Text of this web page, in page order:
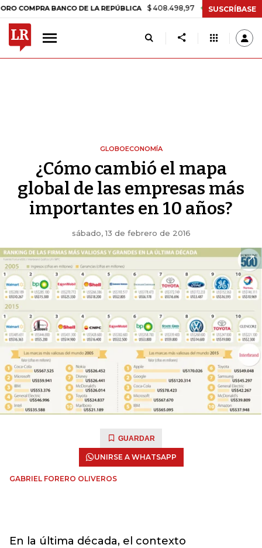
BANCO DE LA REPÚBLICA $ 408.498,97 +$ 8.753,81 +2,19%
SUSCRÍBASE
GLOBOECONOMÍA
¿Cómo cambió el mapa
global de las empresas más
importantes en 10 años?
sábado, 13 de febrero de 2016
GUARDAR
UNIRSE A WHATSAPP
GABRIEL FORERO OLIVEROS
En la última década, el contexto